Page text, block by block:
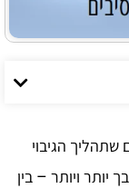
שתהליך הגיבוי
ויותר – בין